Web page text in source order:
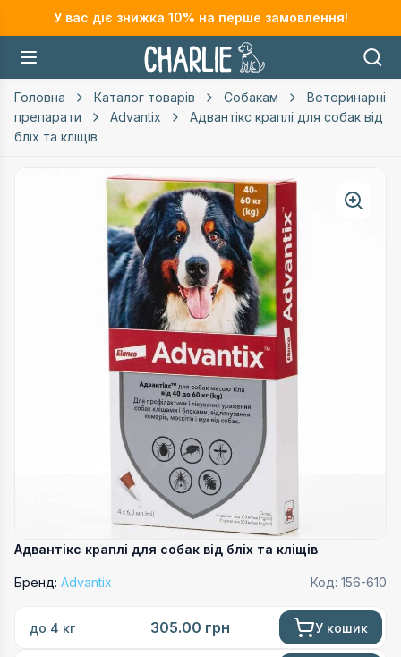
У вас діє знижка 10% на перше замовлення!
Головна Каталог товарів Собакам
Ветеринарні
препарати
Advantix
Адвантікс краплі для собак від
бліх та кліщів
Адвантікс краплі для собак від бліх та кліщів
Бренд: Advantix Код: 156-610
до 4 кг 305.00 грн У кошик